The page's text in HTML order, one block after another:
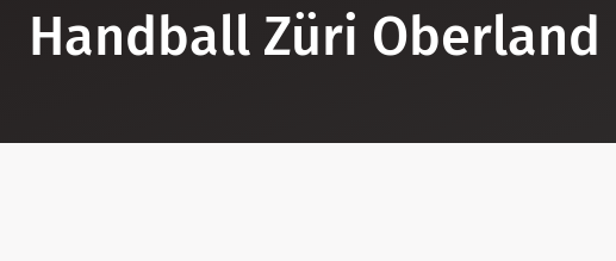
Handball Züri Oberland